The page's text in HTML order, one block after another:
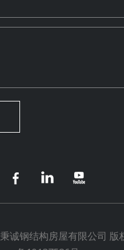
诚钢结构房屋有限公司 版